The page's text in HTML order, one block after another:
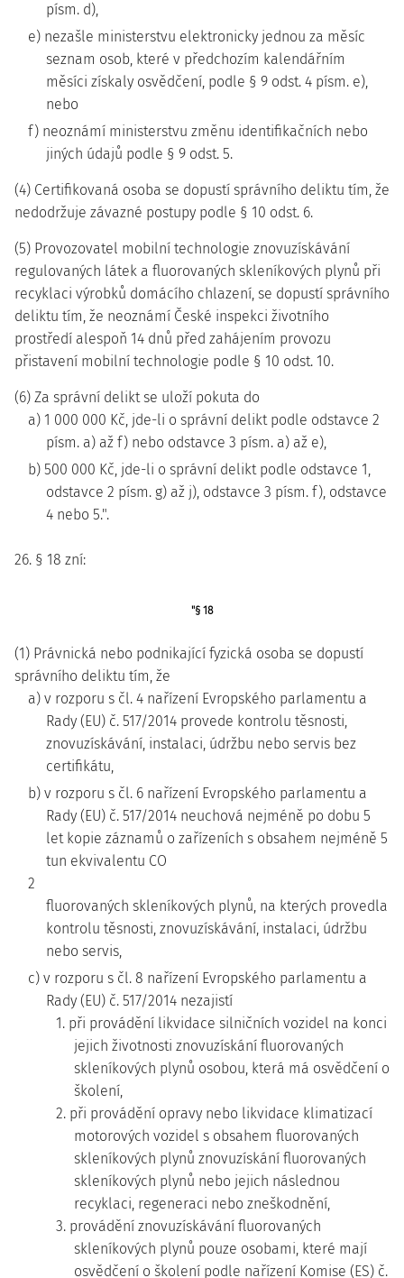
písm. d),
e) nezašle ministerstvu elektronicky jednou za měsíc
seznam osob, které v předchozím kalendářním
měsíci získaly osvědčení, podle § 9 odst. 4 písm. e),
nebo
f) neoznámí ministerstvu změnu identifikačních nebo
jiných údajů podle § 9 odst. 5.
(4) Certifikovaná osoba se dopustí správního deliktu tím, že
nedodržuje závazné postupy podle § 10 odst. 6.
(5) Provozovatel mobilní technologie znovuzískávání
regulovaných látek a fluorovaných skleníkových plynů při
recyklaci výrobků domácího chlazení, se dopustí správního
deliktu tím, že neoznámí České inspekci životního
prostředí alespoň 14 dnů před zahájením provozu
přistavení mobilní technologie podle § 10 odst. 10.
(6) Za správní delikt se uloží pokuta do
a) 1 000 000 Kč, jde-li o správní delikt podle odstavce 2
písm. a) až f) nebo odstavce 3 písm. a) až e),
b) 500 000 Kč, jde-li o správní delikt podle odstavce 1,
odstavce 2 písm. g) až j), odstavce 3 písm. f), odstavce
4 nebo 5.".
26. § 18 zní:
"§ 18
(1) Právnická nebo podnikající fyzická osoba se dopustí
správního deliktu tím, že
a) v rozporu s čl. 4 nařízení Evropského parlamentu a
Rady (EU) č. 517/2014 provede kontrolu těsnosti,
znovuzískávání, instalaci, údržbu nebo servis bez
certifikátu,
b) v rozporu s čl. 6 nařízení Evropského parlamentu a
Rady (EU) č. 517/2014 neuchová nejméně po dobu 5
let kopie záznamů o zařízeních s obsahem nejméně 5
tun ekvivalentu CO
2
fluorovaných skleníkových plynů, na kterých provedla
kontrolu těsnosti, znovuzískávání, instalaci, údržbu
nebo servis,
c) v rozporu s čl. 8 nařízení Evropského parlamentu a
Rady (EU) č. 517/2014 nezajistí
1. při provádění likvidace silničních vozidel na konci
jejich životnosti znovuzískání fluorovaných
skleníkových plynů osobou, která má osvědčení o
školení,
2. při provádění opravy nebo likvidace klimatizací
motorových vozidel s obsahem fluorovaných
skleníkových plynů znovuzískání fluorovaných
skleníkových plynů nebo jejich následnou
recyklaci, regeneraci nebo zneškodnění,
3. provádění znovuzískávání fluorovaných
skleníkových plynů pouze osobami, které mají
osvědčení o školení podle nařízení Komise (ES) č.